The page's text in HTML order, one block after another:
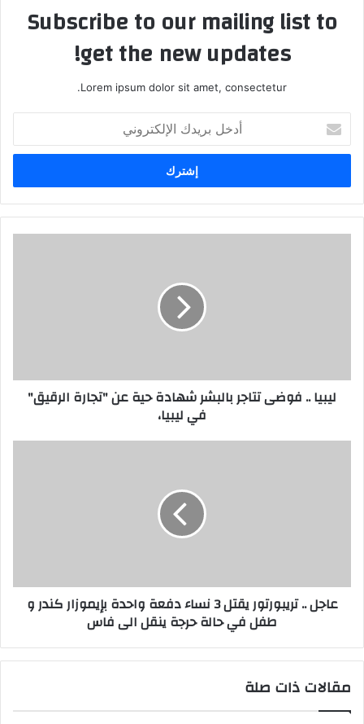
Subscribe to our mailing list to
get the new updates!
Lorem ipsum dolor sit amet, consectetur.
بريدك
الإلكتروني
ليبيا .. فوضى تتاجر بالبشر شهادة حية عن "تجارة الرقيق"
في ليبيا،
عاجل .. تريبورتور يقتل 3 نساء دفعة واحدة بإيموزار كندر و
طفل في حالة حرجة ينقل الى فاس
مقالات ذات صلة